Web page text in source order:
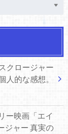
クロージャー
人的な感想。
ー映画「エイ
ジャー 真実の